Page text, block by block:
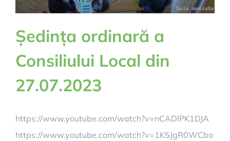
Ședința ordinară a
Consiliului Local din
27.07.2023
https://www.youtube.com/watch?v=nCADlPK1DJA
https://www.youtube.com/watch?v=1K5JgR0WCbo